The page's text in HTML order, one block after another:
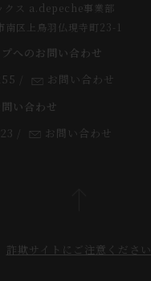
クス a.depeche事業部
区上鳥羽仏現寺町23-1
へのお問い合わせ
お問い合わせ
い合わせ
お問い合わせ
詐欺サイトにご注意ください